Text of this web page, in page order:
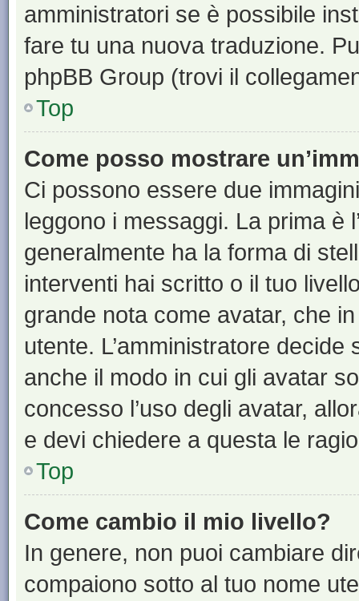
amministratori se è possibile
fare tu una nuova traduzione.
phpBB Group (trovi il
Top
Come posso mostrare
Ci possono essere due
leggono i messaggi. La prima è
generalmente ha la forma di
interventi hai scritto o il tuo
grande nota come avatar, che
utente. L’amministratore
anche il modo in cui gli avatar
concesso l’uso degli avatar,
e devi chiedere a questa le
Top
Come cambio il mio livello?
In genere, non puoi cambiare
compaiono sotto al tuo nome